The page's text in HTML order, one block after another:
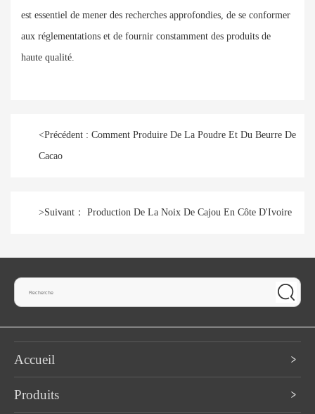
est essentiel de mener des recherches approfondies, de se conformer
aux réglementations et de fournir constamment des produits de
haute qualité.
<Précédent : Comment Produire De La Poudre Et Du Beurre De
Cacao
>Suivant： Production De La Noix De Cajou En Côte D'Ivoire
Accueil
Produits